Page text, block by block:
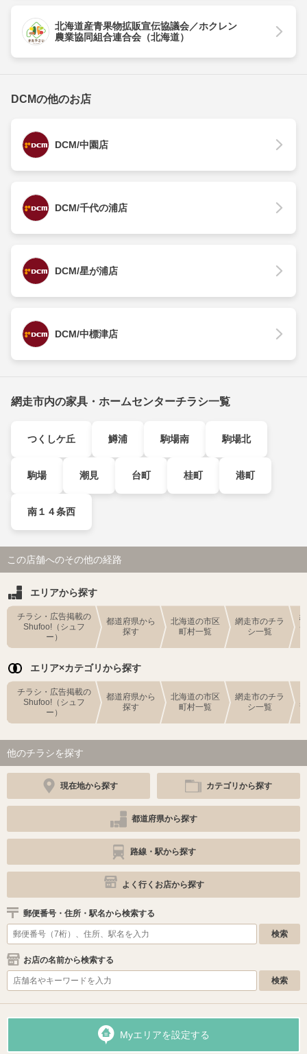
北海道産青果物拡販宣伝協議会／ホクレン
農業協同組合連合会（北海道）
DCMの他のお店
DCM/中園店
DCM/千代の浦店
DCM/星が浦店
DCM/中標津店
網走市内の家具・ホームセンターチラシ一覧
つくしケ丘 鱒浦 駒場南 駒場北
駒場 潮見 台町 桂町 港町
南１４条西
この店舗へのその他の経路
エリアから探す
チラシ・広告掲載の
Shufoo!（シュフ
ー）
都道府県から
探す
北海道の市区
町村一覧
網走市のチラ
シ一覧
エリア×カテゴリから探す
チラシ・広告掲載の
Shufoo!（シュフ
ー）
都道府県から
探す
北海道の市区
町村一覧
網走市のチラ
シ一覧
他のチラシを探す
現在地から探す カテゴリから探す
都道府県から探す
路線・駅から探す
よく行くお店から探す
郵便番号・住所・駅名から検索する
お店の名前から検索する
Myエリアを設定する